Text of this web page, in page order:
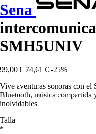
Sena
SMH5UNIV
99,00 € 74,61 € -25%
Vive aventuras sonoras con
Bluetooth, música compartida
inolvidables.
Talla
*